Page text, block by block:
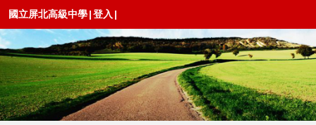
國立屏北高級中學|登入 |